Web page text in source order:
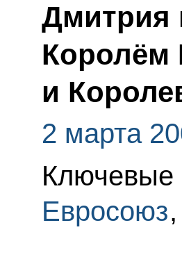
Дмитрия
Королём
и
2 марта
Ключевые
Евросоюз,